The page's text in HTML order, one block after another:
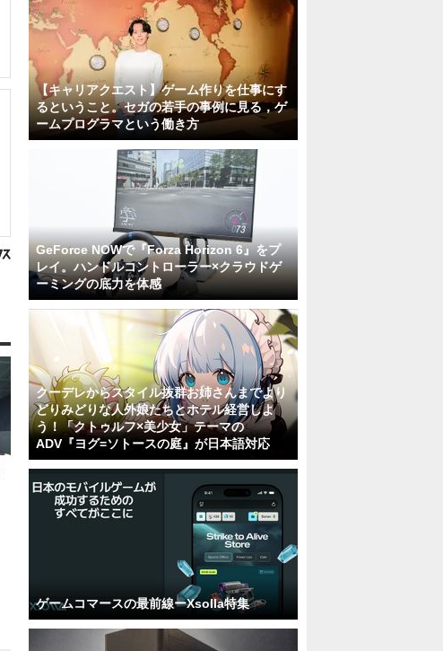
【キャリアクエスト】ゲーム作りを仕事にす
るということ。セガの若手の事例に見る，ゲ
ームプログラマという働き方
GeForce NOWで『Forza Horizon 6』をプ
レイ。ハンドルコントローラー×クラウドゲ
ーミングの底力を体感
クーデレからスタイル抜群お姉さんまでより
どりみどりな人外娘たちとホテル経営しよ
う！「クトゥルフ×美少女」テーマの
ADV『ヨグ=ソトースの庭』が日本語対応
ゲームコマースの最前線ーXsolla特集